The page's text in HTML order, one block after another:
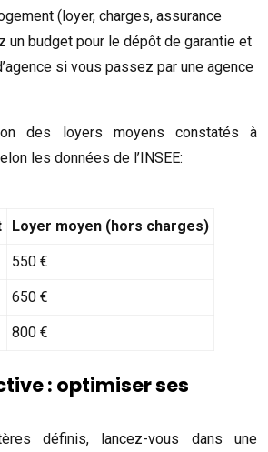
(loyer, charges, assurance
un budget pour le dépôt de garantie et
si vous passez par une agence
des loyers moyens constatés à
les données de l’INSEE:
Loyer moyen (hors charges)
550 €
650 €
800 €
: optimiser ses
définis, lancez-vous dans une